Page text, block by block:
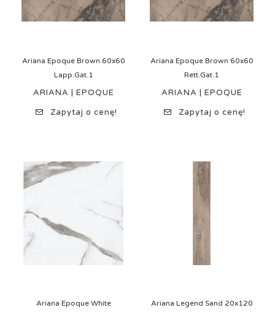
Ariana Epoque Brown 60x60
Lapp.Gat.1
ARIANA | EPOQUE
Zapytaj o cenę!
Ariana Epoque Brown 60x60
Rett.Gat.1
ARIANA | EPOQUE
Zapytaj o cenę!
Ariana Epoque White Ariana Legend Sand 20x120